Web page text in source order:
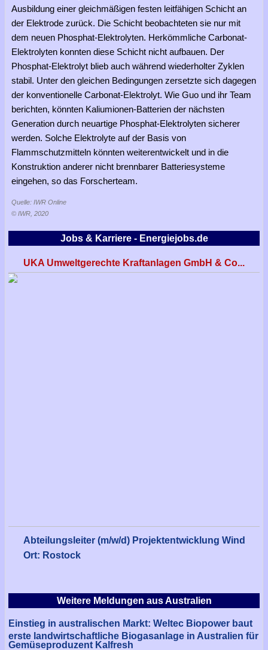
Ausbildung einer gleichmäßigen festen leitfähigen Schicht an
der Elektrode zurück. Die Schicht beobachteten sie nur mit
dem neuen Phosphat-Elektrolyten. Herkömmliche Carbonat-
Elektrolyten konnten diese Schicht nicht aufbauen. Der
Phosphat-Elektrolyt blieb auch während wiederholter Zyklen
stabil. Unter den gleichen Bedingungen zersetzte sich dagegen
der konventionelle Carbonat-Elektrolyt. Wie Guo und ihr Team
berichten, könnten Kaliumionen-Batterien der nächsten
Generation durch neuartige Phosphat-Elektrolyten sicherer
werden. Solche Elektrolyte auf der Basis von
Flammschutzmitteln könnten weiterentwickelt und in die
Konstruktion anderer nicht brennbarer Batteriesysteme
eingehen, so das Forscherteam.
Quelle: IWR Online
© IWR, 2020
Jobs & Karriere - Energiejobs.de
UKA Umweltgerechte Kraftanlagen GmbH & Co...
Abteilungsleiter (m/w/d) Projektentwicklung Wind
Ort: Rostock
Weitere Meldungen aus Australien
Einstieg in australischen Markt: Weltec Biopower baut
erste landwirtschaftliche Biogasanlage in Australien für
Gemüseproduzent Kalfresh